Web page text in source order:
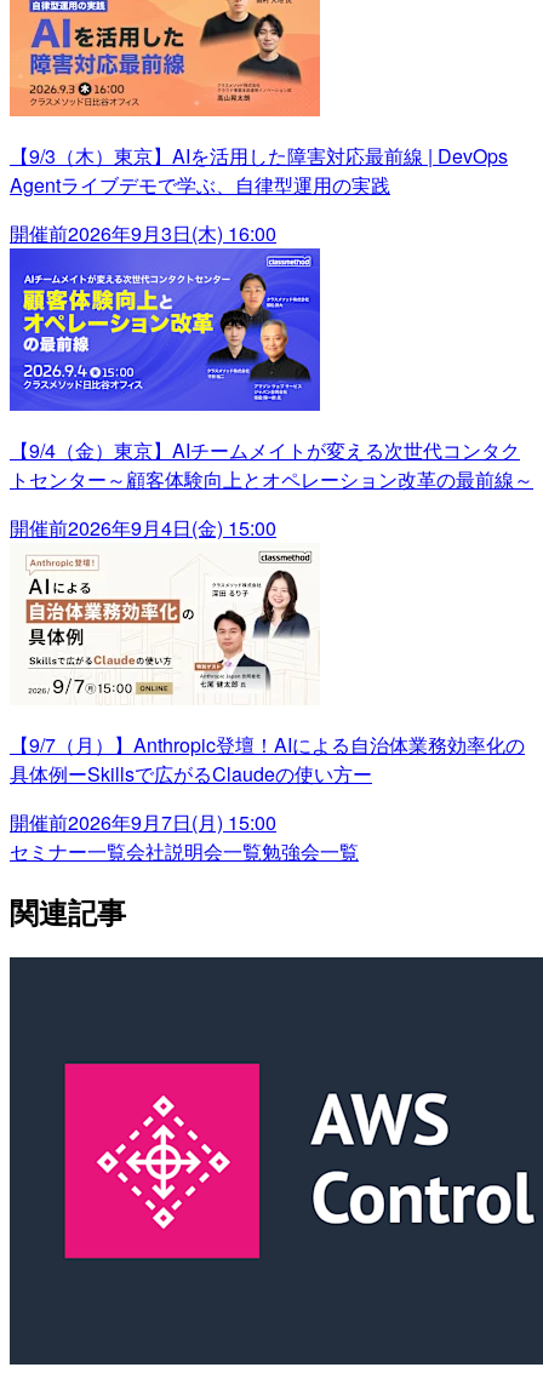
【9/3（木）東京】AIを活用した障害対応最前線 | DevOps
Agentライブデモで学ぶ、自律型運用の実践
開催前2026年9月3日(木) 16:00
【9/4（金）東京】AIチームメイトが変える次世代コンタク
トセンター～顧客体験向上とオペレーション改革の最前線～
開催前2026年9月4日(金) 15:00
【9/7（月）】Anthropic登壇！AIによる自治体業務効率化の
具体例ーSkillsで広がるClaudeの使い方ー
開催前2026年9月7日(月) 15:00
セミナー一覧会社説明会一覧勉強会一覧
関連記事